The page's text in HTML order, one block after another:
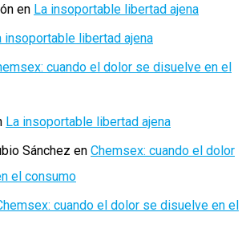
en La insoportable libertad ajena
insoportable libertad ajena
cuando el dolor se disuelve en el
La insoportable libertad ajena
Sánchez en Chemsex: cuando el dolor
el consumo
cuando el dolor se disuelve en el